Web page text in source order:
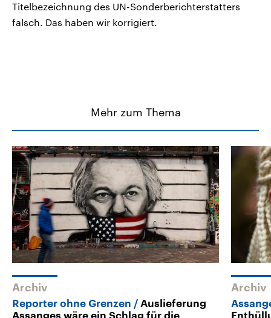
Titelbezeichnung des UN-Sonderberichterstatters
falsch. Das haben wir korrigiert.
Mehr zum Thema
Archiv
Reporter ohne Grenzen
Auslieferung
Archiv